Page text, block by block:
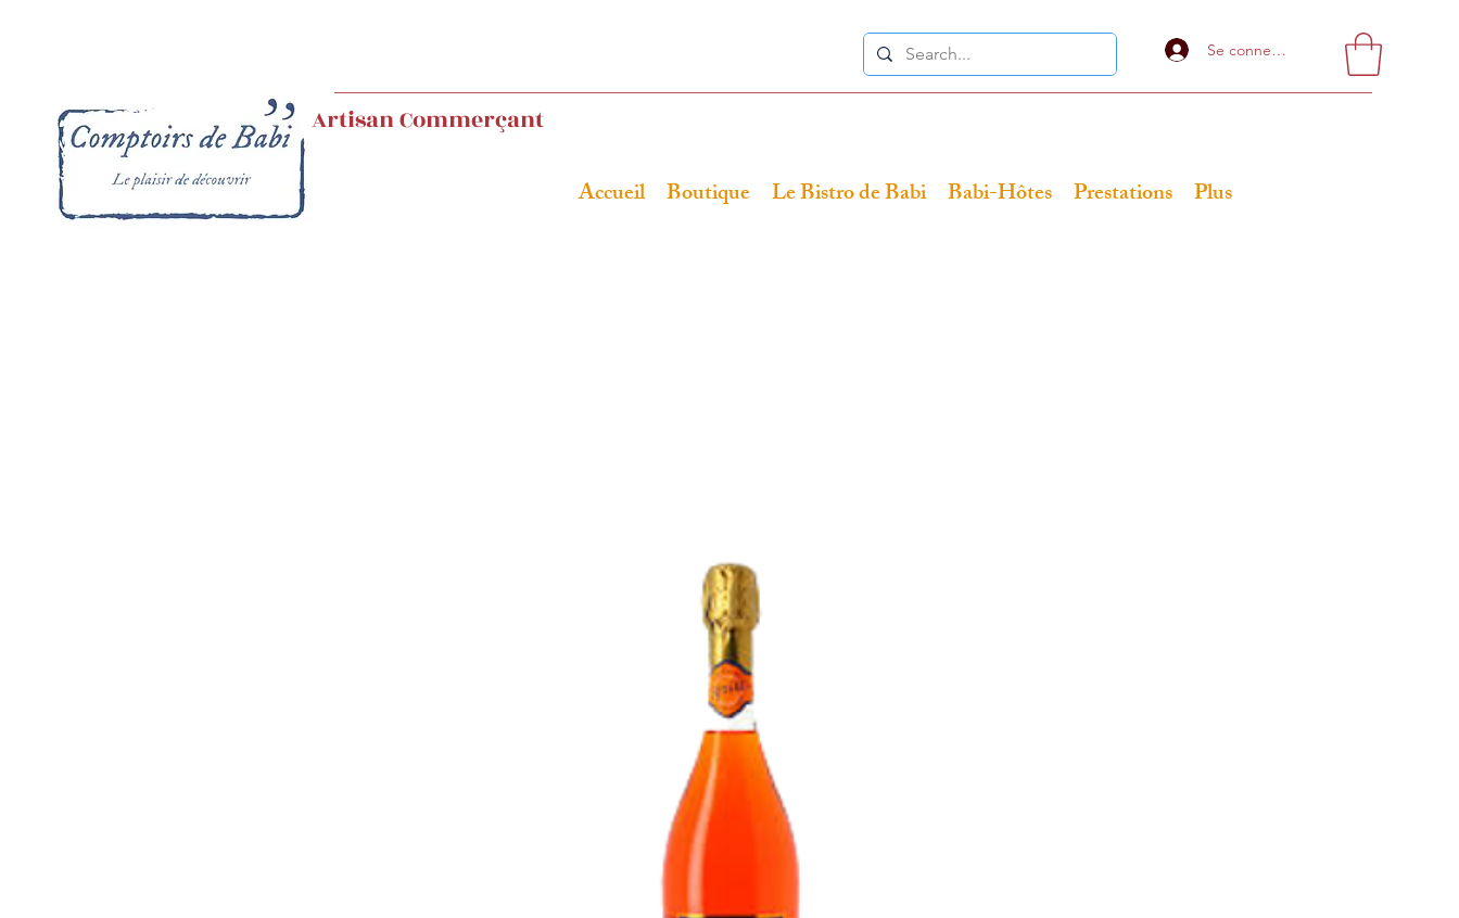
Se connecter
Artisan Commerçant
Accueil Boutique Le Bistro de Babi Babi-Hôtes Prestations Plus